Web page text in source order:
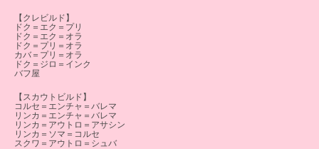
【クレビルド】
ドク＝エク＝プリ
ドク＝エク＝オラ
ドク＝プリ＝オラ
カバ＝プリ＝オラ
ドク＝ジロ＝インク
バフ屋
【スカウトビルド】
コルセ＝エンチャ＝バレマ
リンカ＝エンチャ＝バレマ
リンカ＝アウトロ＝アサシン
リンカ＝ソマ＝コルセ
スクワ＝アウトロ＝シュバ